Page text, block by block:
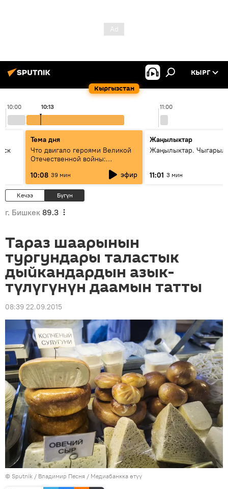
Кыргызстан
КЫРГ
10:00 11:00
10:13
Тема дня
Что двигало героями Великой
Отечественной войны:
Тулебердиева
10:08 39 мин эфир
Жаңылыктар
Жаңылыктар.
11:01 3 мин
Кечээ Бүгүн
г. Бишкек 89.3
Тараз шаарынын
тургундары таластык
дыйкандардын азык-
түлүгүнүн даамын татты
08:39 22.09.2015
© Sputnik / Владимир Песня / Медиабанкка өтүү